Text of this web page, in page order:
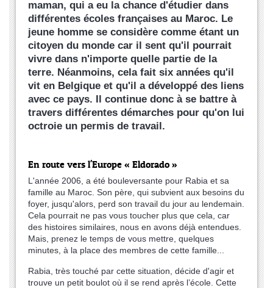
maman, qui a eu la chance d'étudier dans
différentes écoles françaises au Maroc. Le
jeune homme se considère comme étant un
citoyen du monde car il sent qu'il pourrait
vivre dans n'importe quelle partie de la
terre. Néanmoins, cela fait six années qu'il
vit en Belgique et qu'il a développé des liens
avec ce pays. Il continue donc à se battre à
travers différentes démarches pour qu'on lui
octroie un permis de travail.
En route vers l'Europe « Eldorado »
L'année 2006, a été bouleversante pour Rabia et sa
famille au Maroc. Son père, qui subvient aux besoins du
foyer, jusqu'alors, perd son travail du jour au lendemain.
Cela pourrait ne pas vous toucher plus que cela, car
des histoires similaires, nous en avons déjà entendues.
Mais, prenez le temps de vous mettre, quelques
minutes, à la place des membres de cette famille...
Rabia, très touché par cette situation, décide d'agir et
trouve un petit boulot où il se rend après l’école. Cette